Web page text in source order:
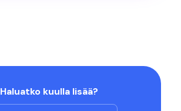
Haluatko kuulla lisää?